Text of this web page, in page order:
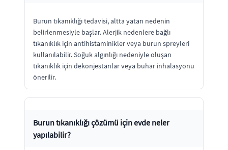
Burun tıkanıklığı tedavisi, altta yatan nedenin
belirlenmesiyle başlar. Alerjik nedenlere bağlı
tıkanıklık için antihistaminikler veya burun spreyleri
kullanılabilir. Soğuk algınlığı nedeniyle oluşan
tıkanıklık için dekonjestanlar veya buhar inhalasyonu
önerilir.
Burun tıkanıklığı çözümü için evde neler
yapılabilir?